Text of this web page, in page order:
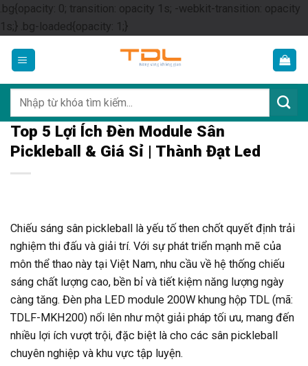
.bg{opacity: 0; transition: opacity 1s; -webkit-transition: opacity
1s;} .bg-loaded{opacity: 1;}Skip
content
kiếm:
Top 5 Lợi Ích Đèn Module Sân
Pickleball & Giá Sỉ | Thành Đạt Led
Chiếu sáng sân pickleball là yếu tố then chốt quyết định trải
nghiệm thi đấu và giải trí. Với sự phát triển mạnh mẽ của
môn thể thao này tại Việt Nam, nhu cầu về hệ thống chiếu
sáng chất lượng cao, bền bỉ và tiết kiệm năng lượng ngày
càng tăng. Đèn pha LED module 200W khung hộp TDL (mã:
TDLF-MKH200) nổi lên như một giải pháp tối ưu, mang đến
nhiều lợi ích vượt trội, đặc biệt là cho các sân pickleball
chuyên nghiệp và khu vực tập luyện.